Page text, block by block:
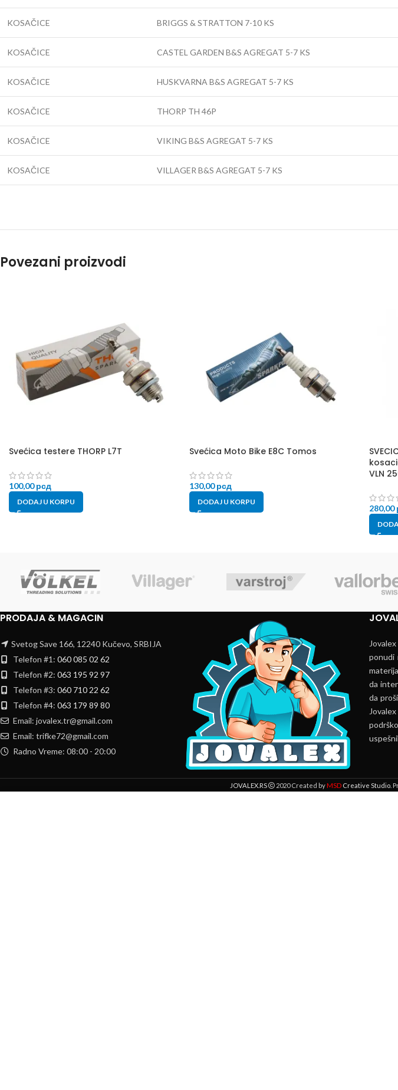
KOSAČICE BRIGGS & STRATTON 7-10 KS
KOSAČICE CASTEL GARDEN B&S AGREGAT 5-7 KS
KOSAČICE HUSKVARNA B&S AGREGAT 5-7 KS
KOSAČICE THORP TH 46P
KOSAČICE VIKING B&S AGREGAT 5-7 KS
KOSAČICE VILLAGER B&S AGREGAT 5-7 KS
Povezani proizvodi
Svećica testere THORP L7T
100,00рсд
DODAJ U KORPU
Svećica Moto Bike E8C Tomos
130,00рсд
DODAJ U KORPU
VLN
280,00
PRODAJA & MAGACIN
Svetog Save 166, 12240 Kučevo, SRBIJA
Telefon #1: 060 085 02 62
Telefon #2: 063 195 92 97
Telefon #3: 060 710 22 62
Telefon #4: 063 179 89 80
Email: jovalex.tr@gmail.com
Email: trifke72@gmail.com
Radno Vreme: 08:00 - 20:00
ponudi
da
da
JOVALEX.RS 2020 Created byMSDCreative Studio.